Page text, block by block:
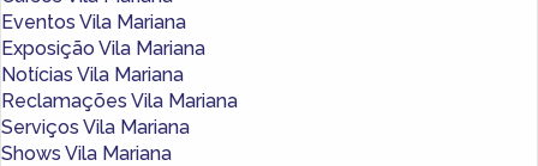
Eventos Vila Mariana
Exposição Vila Mariana
Notícias Vila Mariana
Reclamações Vila Mariana
Serviços Vila Mariana
Shows Vila Mariana